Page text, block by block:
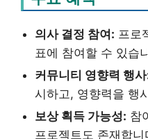
의사 결정 참여: 프로
표에 참여할 수 있습
커뮤니티 영향력 행
시하고, 영향력을 행
보상 획득 가능성: 참
프로젝트도 존재합니